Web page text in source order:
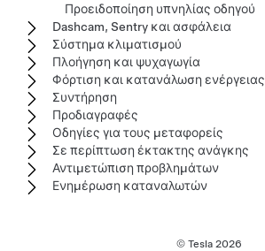
Προειδοποίηση υπνηλίας οδηγού
Dashcam, Sentry και ασφάλεια
Σύστημα κλιματισμού
Πλοήγηση και ψυχαγωγία
Φόρτιση και κατανάλωση ενέργειας
Συντήρηση
Προδιαγραφές
Οδηγίες για τους μεταφορείς
Σε περίπτωση έκτακτης ανάγκης
Αντιμετώπιση προβλημάτων
Ενημέρωση καταναλωτών
© Tesla 2026